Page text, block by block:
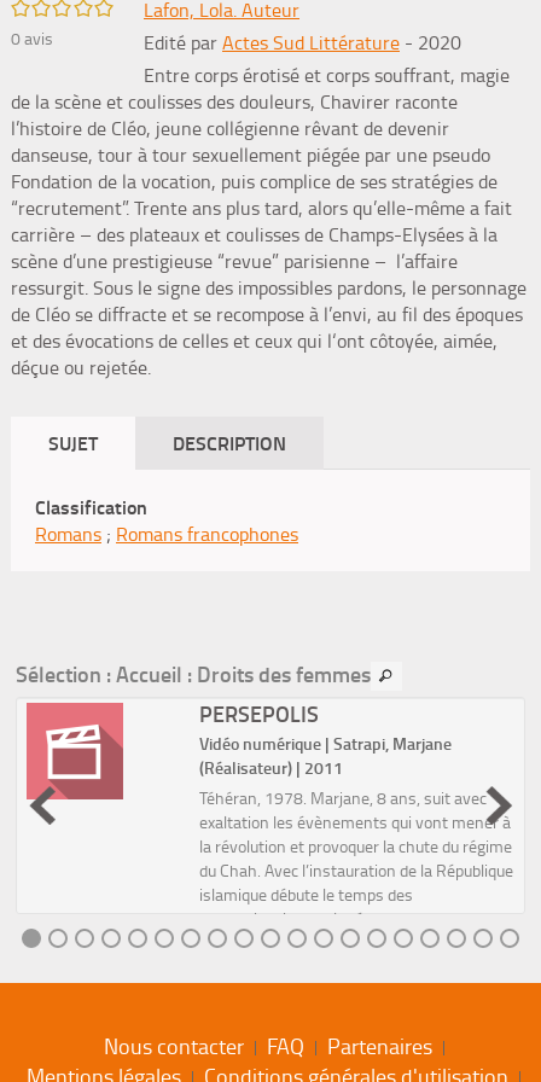
/5
0avis
Lafon, Lola. Auteur
Edité parActes Sud Littérature - 2020
Entre corps érotisé et corps souffrant, magie
de la scène et coulisses des douleurs, Chavirer raconte
l’histoire de Cléo, jeune collégienne rêvant de devenir
danseuse, tour à tour sexuellement piégée par une pseudo
Fondation de la vocation, puis complice de ses stratégies de
“recrutement”. Trente ans plus tard, alors qu’elle-même a fait
carrière – des plateaux et coulisses de Champs-Elysées à la
scène d’une prestigieuse “revue” parisienne – l’affaire
ressurgit. Sous le signe des impossibles pardons, le personnage
de Cléo se diffracte et se recompose à l’envi, au fil des époques
et des évocations de celles et ceux qui l‘ont côtoyée, aimée,
déçue ou rejetée.
SUJET DESCRIPTION
Classification
Romans ; Romans francophones
Sélection : Accueil : Droits des femmes
PERSEPOLIS
Vidéo numérique | Satrapi, Marjane
(Réalisateur) | 2011
Téhéran, 1978. Marjane, 8 ans, suit avec
exaltation les évènements qui vont mener à
la révolution et provoquer la chute du régime
du Chah. Avec l’instauration de la République
islamique débute le temps des
«commissaires de la révo...
Nous contacter FAQ
Partenaires
Mentions légales
Conditions générales d'utilisation